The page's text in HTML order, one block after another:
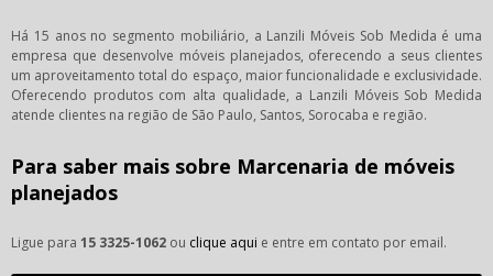
Há 15 anos no segmento mobiliário, a Lanzili Móveis Sob Medida é uma
empresa que desenvolve móveis planejados, oferecendo a seus clientes
um aproveitamento total do espaço, maior funcionalidade e exclusividade.
Oferecendo produtos com alta qualidade, a Lanzili Móveis Sob Medida
atende clientes na região de São Paulo, Santos, Sorocaba e região.
Para saber mais sobre Marcenaria de móveis
planejados
Ligue para 15 3325-1062 ou clique aqui e entre em contato por email.